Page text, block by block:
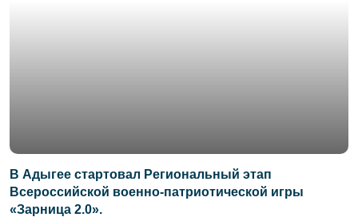
В Адыгее стартовал Региональный этап
Всероссийской военно-патриотической игры
«Зарница 2.0».